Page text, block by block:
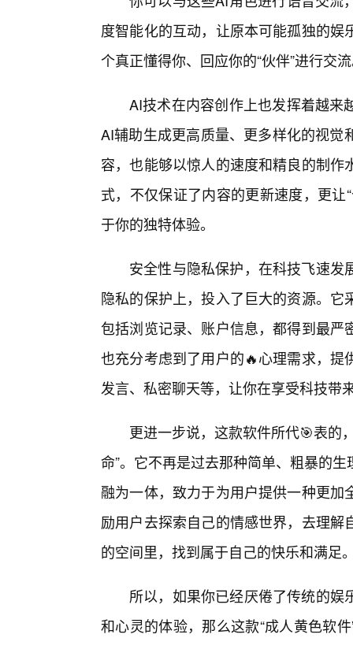
度智能化的互动，让原本可能孤独的
个真正懂得你、回应你的“伙伴”进行交
AI技术在内容创作上也发挥着越来
AI辅助生成更高质量、更多样化的视
容，也能够以惊人的速度和精良的制
式，不仅保证了内容的更新速度，更
于你的独特体验。
安全性与隐私保护，在科技飞速
隐私的保护上，投入了巨大的资源。
包括浏览记录、账户信息，都得到最
也充分考虑到了用户的🔥心理需求，
发言、私密聊天等，让你在享受科技带
更进一步说，这款软件所代🎯表的
命”。它不再是过去那种简单、粗暴的
融为一体，致力于为用户提供一种更
励用户去探索自己的情感世界，去理
的空间里，找到属于自己的快乐和满足
所以，如果你已经厌倦了传统的
和心灵的体验，那么这款“成人黄色软